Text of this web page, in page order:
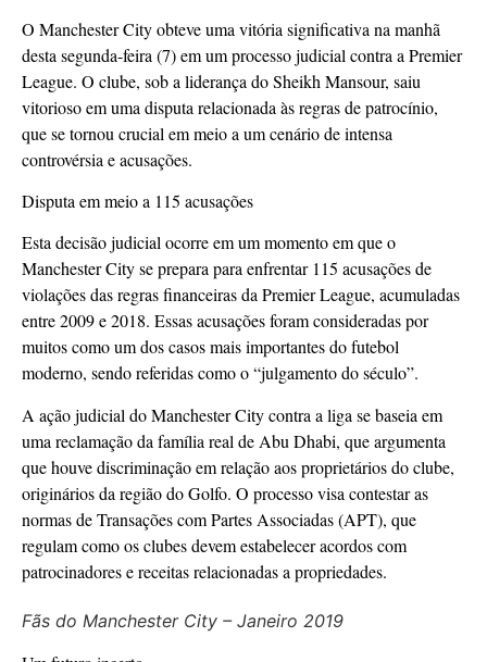
O Manchester City obteve uma vitória significativa na manhã
desta segunda-feira (7) em um processo judicial contra a Premier
League. O clube, sob a liderança do Sheikh Mansour, saiu
vitorioso em uma disputa relacionada às regras de patrocínio,
que se tornou crucial em meio a um cenário de intensa
controvérsia e acusações.
Disputa em meio a 115 acusações
Esta decisão judicial ocorre em um momento em que o
Manchester City se prepara para enfrentar 115 acusações de
violações das regras financeiras da Premier League, acumuladas
entre 2009 e 2018. Essas acusações foram consideradas por
muitos como um dos casos mais importantes do futebol
moderno, sendo referidas como o “julgamento do século”.
A ação judicial do Manchester City contra a liga se baseia em
uma reclamação da família real de Abu Dhabi, que argumenta
que houve discriminação em relação aos proprietários do clube,
originários da região do Golfo. O processo visa contestar as
normas de Transações com Partes Associadas (APT), que
regulam como os clubes devem estabelecer acordos com
patrocinadores e receitas relacionadas a propriedades.
Fãs do Manchester City – Janeiro 2019